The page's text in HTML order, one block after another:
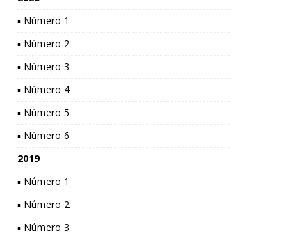
▪ Número 1
▪ Número 2
▪ Número 3
▪ Número 4
▪ Número 5
▪ Número 6
2019
▪ Número 1
▪ Número 2
▪ Número 3